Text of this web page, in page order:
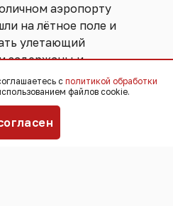
аэропорту
на лётное поле и
улетающий
задержаны и
безопасности
никто не
в пресс-службе
с политикой обработки
файлов cookie.